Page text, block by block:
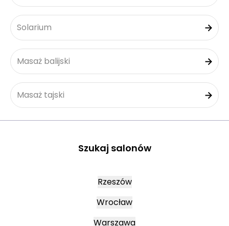
Solarium
Masaż balijski
Masaż tajski
Szukaj salonów
Rzeszów
Wrocław
Warszawa